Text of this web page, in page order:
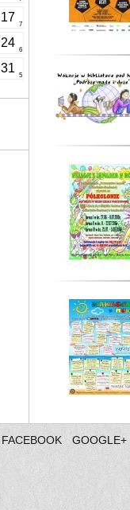
17
7
24
6
31
5
FACEBOOK GOOGLE+